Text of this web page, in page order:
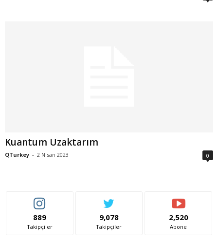
Kuantum Uzaktarım
QTurkey - 2 Nisan 2023 0
889
Takipçiler
9,078
Takipçiler
2,520
Abone